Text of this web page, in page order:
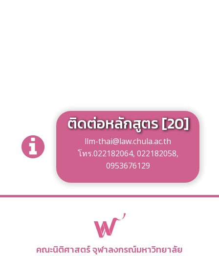
ติดต่อหลักสูตร [20]
llm-thai@law.chula.ac.th
โทร.022182064, 022182058,
0953676129
คณะนิติศาสตร์ จุฬาลงกรณ์มหาวิทยาลัย